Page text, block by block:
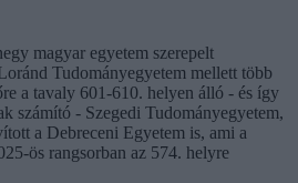
magyar egyetem szerepelt
Tudományegyetem mellett több
a tavaly 601-610. helyen álló - és így
számító - Szegedi Tudományegyetem,
a Debreceni Egyetem is, ami a
ös rangsorban az 574. helyre